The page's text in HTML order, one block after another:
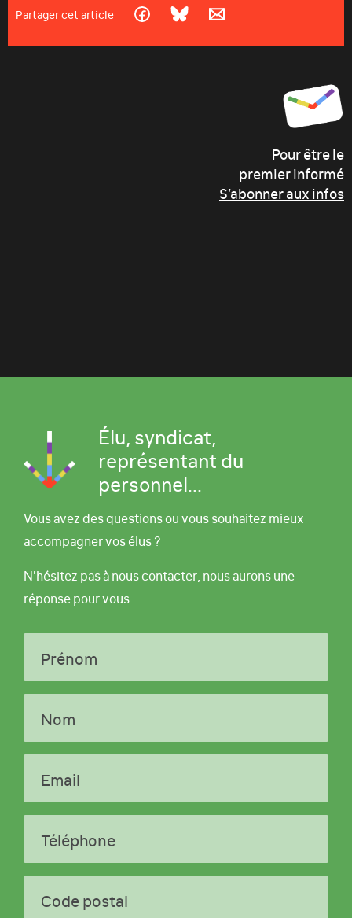
Partager cet article
Pour être le
premier informé
S’abonner aux infos
Élu, syndicat,
représentant du
personnel...
Vous avez des questions ou vous souhaitez mieux
accompagner vos élus ?
N'hésitez pas à nous contacter, nous aurons une
réponse pour vous.
Prénom
Nom
Email
Téléphone
Code postal